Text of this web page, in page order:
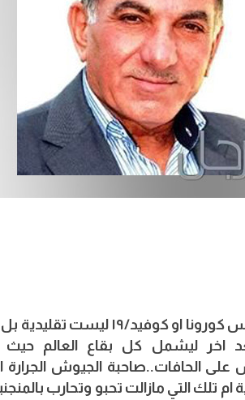
المعركة المحتدم اوارها الان ضد
اخر ليشمل كل بقاع العالم
الحافات..صاحبة الجيوش الجرارة
ام تلك التي مازالت تحبو وتحارب